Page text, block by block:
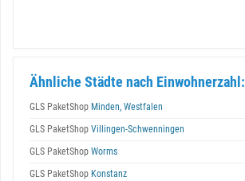
Ähnliche Städte nach Einwohnerzahl:
GLS PaketShop Minden, Westfalen
GLS PaketShop Villingen-Schwenningen
GLS PaketShop Worms
GLS PaketShop Konstanz